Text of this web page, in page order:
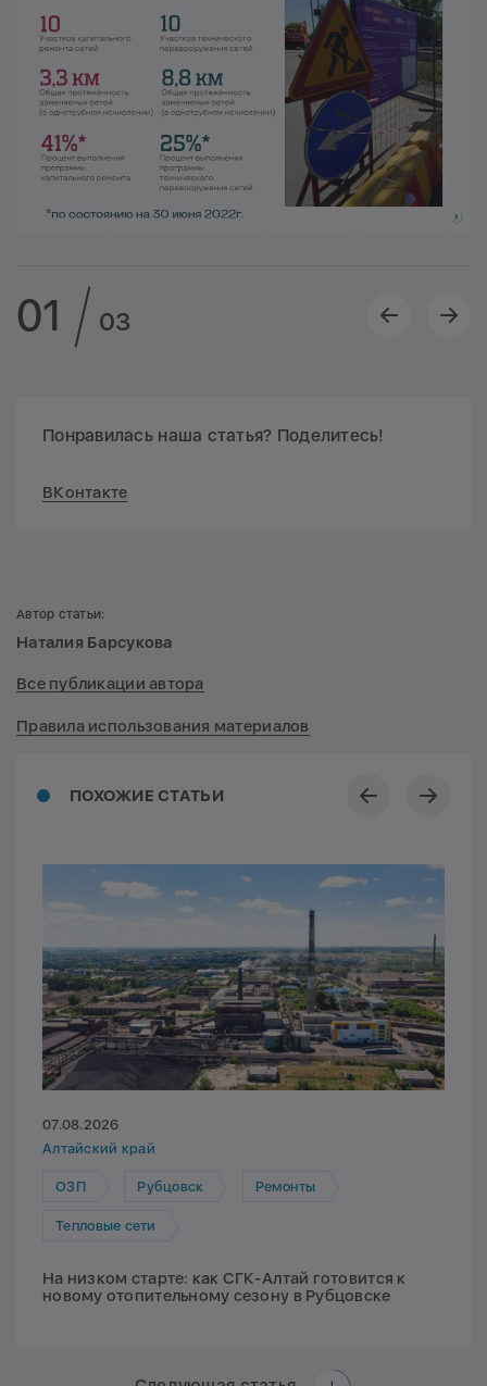
01 03
Понравилась наша статья? Поделитесь!
ВКонтакте
ПОХОЖИЕ СТАТЬИ
07.08.2026
Алтайский край
ОЗП Рубцовск Ремонты
Тепловые сети
На низком старте: как СГК-Алтай готовится к
новому отопительному сезону в Рубцовске
Автор статьи:
Наталия Барсукова
Все публикации автора
Правила использования материалов